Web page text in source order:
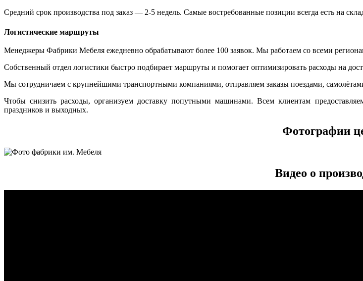
Средний срок производства под заказ — 2-5 недель. Самые востребованные позиции всегда есть на
Логистические маршруты
Менеджеры Фабрики Мебеля ежедневно обрабатывают более 100 заявок. Мы работаем со всеми
Собственный отдел логистики быстро подбирает маршруты и помогает оптимизировать расходы на
Мы сотрудничаем с крупнейшими транспортными компаниями, отправляем заказы поездами,
Чтобы снизить расходы, организуем доставку попутными машинами. Всем клиентам
праздников и выходных.
Фотографии
Видео о